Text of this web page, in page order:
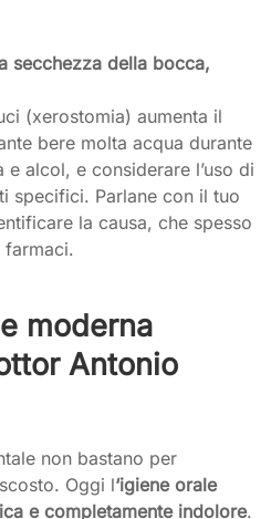
secchezza della bocca,
(xerostomia) aumenta il
bere molta acqua durante
alcol, e considerare l’uso di
specifici. Parlane con il tuo
la causa, che spesso
farmaci.
moderna
Antonio
non bastano per
Oggi l‘igiene orale
e completamente indolore.